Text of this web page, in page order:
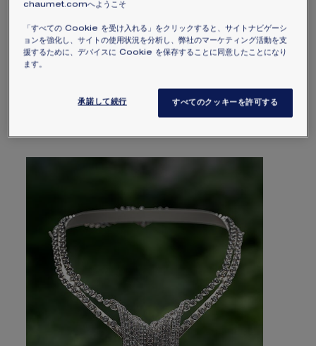
遠い大地から息をのむような風景まで。貴重な
ジェムストーンと希少な植物との対話。インス
ピレーションに満ちあふれた雄大な自然。
ショーメは、新たなハイジュエリーコレクショ
ンを通じて、感覚と心に響く旅を紡ぎ出しま
chaumet.comへようこそ
「すべての Cookie を受け入れる」をクリックすると、サイトナビゲーシ
ョンを強化し、サイトの使用状況を分析し、弊社のマーケティング活動を支
援するために、デバイスに Cookie を保存することに同意したことになり
ます。
承諾して続行 すべてのクッキーを許可する